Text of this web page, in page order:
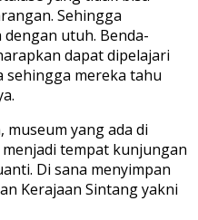
Sehingga
utuh. Benda-
dapat dipelajari
sehingga mereka tahu
museum yang ada di
tempat kunjungan
Di sana menyimpan
Kerajaan Sintang yakni